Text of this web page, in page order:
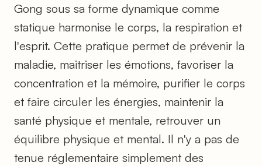
Gong sous sa forme dynamique comme
statique harmonise le corps, la respiration et
l'esprit. Cette pratique permet de prévenir la
maladie, maitriser les émotions, favoriser la
concentration et la mémoire, purifier le corps
et faire circuler les énergies, maintenir la
santé physique et mentale, retrouver un
équilibre physique et mental. Il n'y a pas de
tenue réglementaire simplement des